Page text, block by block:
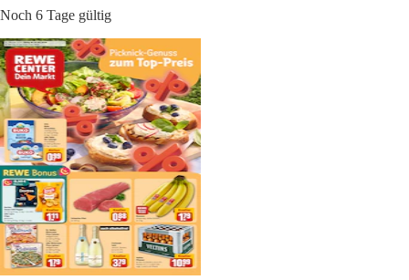
Noch 6 Tage gültig